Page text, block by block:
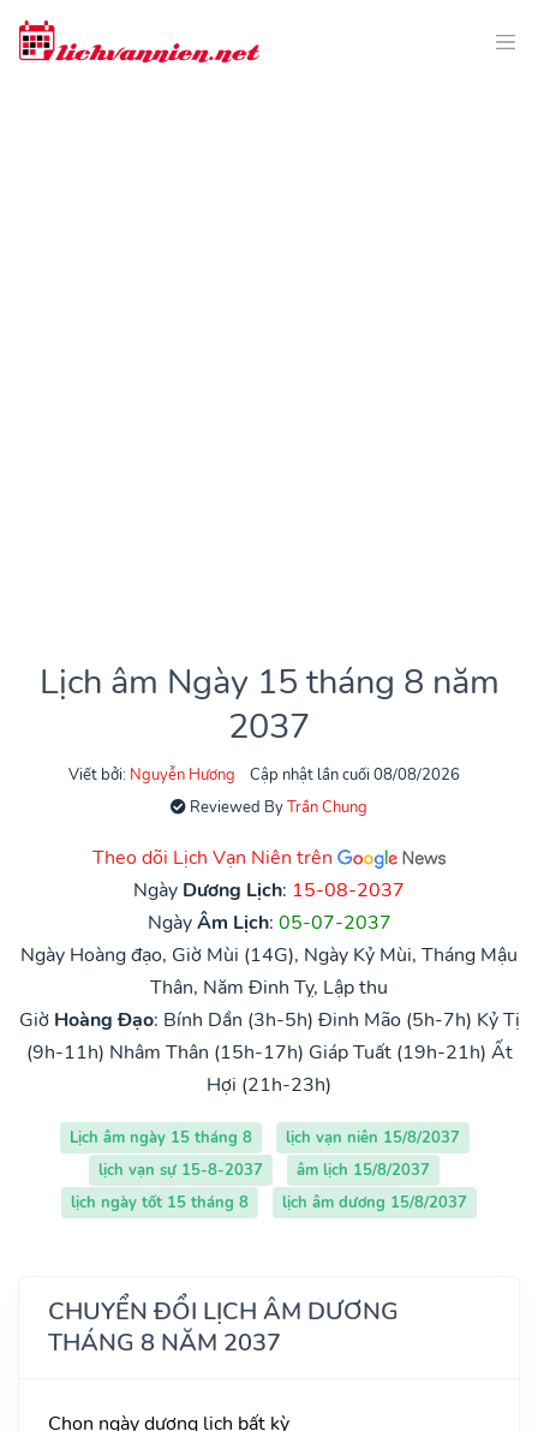
Lịch âm Ngày 15 tháng 8 năm
2037
Viết bởi: Nguyễn Hương
Cập nhật lần cuối 08/08/2026
Reviewed ByTrần Chung
Theo dõi Lịch Vạn Niên trên
Ngày Dương Lịch: 15-08-2037
NgàyÂm Lịch: 05-07-2037
Ngày Hoàng đạo, Giờ Mùi (14G), Ngày Kỷ Mùi, Tháng Mậu
Thân, Năm Đinh Tỵ, Lập thu
Giờ Hoàng Đạo: Bính Dần (3h-5h) Đinh Mão (5h-7h) Kỷ Tị
(9h-11h) Nhâm Thân (15h-17h) Giáp Tuất (19h-21h) Ất
Hợi (21h-23h)
Lịch âm ngày 15 tháng 8
lịch vạn niên 15/8/2037
lịch vạn sự 15-8-2037
âm lịch 15/8/2037
lịch ngày tốt 15 tháng 8
lịch âm dương 15/8/2037
CHUYỂN ĐỔI LỊCH ÂM DƯƠNG
THÁNG 8 NĂM 2037
Chọn ngày dương lịch bất kỳ